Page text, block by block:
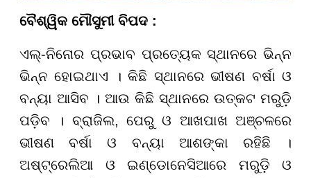
ବୈଶ୍ୱିକ ମୌସୁମୀ ବିପଦ :
ଏଲ୍-ନିନୋର ପ୍ରଭାବ ପ୍ରତ୍ୟେକ ସ୍ଥାନରେ ଭିନ୍ନ
ଭିନ୍ନ ହୋଇଥାଏ । କିଛି ସ୍ଥାନରେ ଭୀଷଣ ବର୍ଷା ଓ
ବନ୍ୟା ଆସିବ । ଆଉ କିଛି ସ୍ଥାନରେ ଉତ୍କଟ ମରୁଡ଼ି
ପଡ଼ିବ । ବ୍ରାଜିଲ, ପେରୁ ଓ ଆଖପାଖ ଅଞ୍ଚଳରେ
ଭୀଷଣ ବର୍ଷା ଓ ବନ୍ୟା ଆଶଙ୍କା ରହିଛି ।
ଅଷ୍ଟ୍ରେଲିଆ ଓ ଇଣ୍ଡୋନେସିଆରେ ମରୁଡ଼ି ଓ